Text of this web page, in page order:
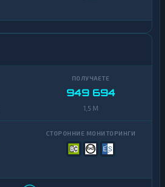
949 694
1,5 M